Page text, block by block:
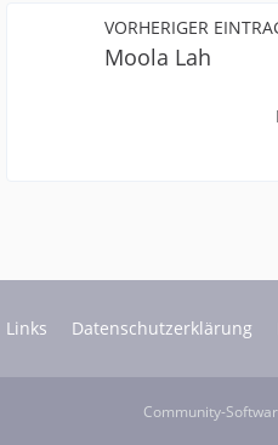
VORHERIGER
Moola Lah
Links Datenschutzerklärung
Community-